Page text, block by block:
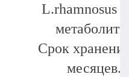
L.rhamnosus
Срок
месяцев.